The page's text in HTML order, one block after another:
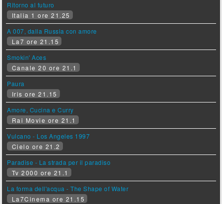
Ritorno al futuro
Italia 1 ore 21.25
A 007, dalla Russia con amore
La7 ore 21.15
Smokin' Aces
Canale 20 ore 21.1
Paura
Iris ore 21.15
Amore, Cucina e Curry
Rai Movie ore 21.1
Vulcano - Los Angeles 1997
Cielo ore 21.2
Paradise - La strada per il paradiso
Tv 2000 ore 21.1
La forma dell'acqua - The Shape of Water
La7Cinema ore 21.15